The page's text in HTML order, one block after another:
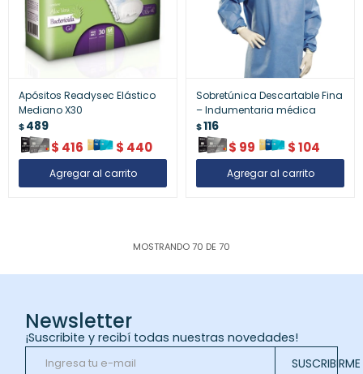
Apósitos Readysec Elástico
Mediano X30
$489
$ 416 $ 440
Sobretúnica Descartable Fina
– Indumentaria médica
$116
$ 99 $104
MOSTRANDO70 DE 70
Newsletter
¡Suscribite y recibí todas nuestras novedades!
SUSCRIBIRME